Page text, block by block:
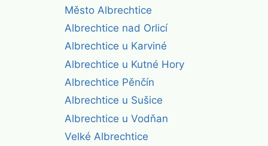
Město Albrechtice
Albrechtice nad Orlicí
Albrechtice u Karviné
Albrechtice u Kutné Hory
Albrechtice Pěnčín
Albrechtice u Sušice
Albrechtice u Vodňan
Velké Albrechtice